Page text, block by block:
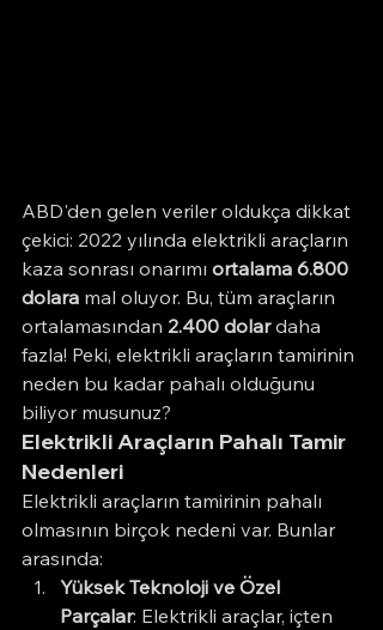
ABD'den gelen veriler oldukça dikkat
çekici: 2022 yılında elektrikli araçların
kaza sonrası onarımı ortalama 6.800
dolara mal oluyor. Bu, tüm araçların
ortalamasından 2.400 dolar daha
fazla! Peki, elektrikli araçların tamirinin
neden bu kadar pahalı olduğunu
biliyor musunuz?
Elektrikli Araçların Pahalı Tamir
Nedenleri
Elektrikli araçların tamirinin pahalı
olmasının birçok nedeni var. Bunlar
arasında:
Yüksek Teknoloji ve Özel
Parçalar: Elektrikli araçlar, içten